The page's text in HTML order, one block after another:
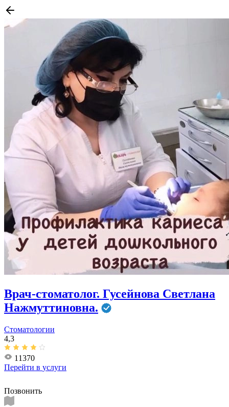
Врач-стоматолог. Гусейнова Светлана
Нажмуттиновна.
Стоматологии
4,3
11370
Перейти в услуги
Позвонить